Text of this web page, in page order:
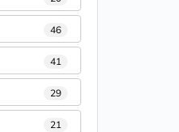
46
41
29
21